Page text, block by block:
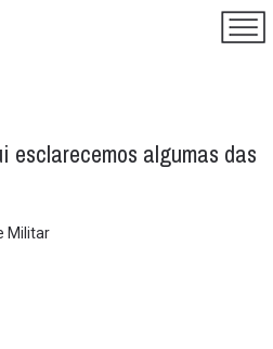
esclarecemos algumas das
Militar